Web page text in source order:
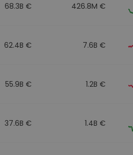
68.3B € 426.8M €
62.4B € 7.6B €
55.9B € 1.2B €
37.6B € 1.4B €